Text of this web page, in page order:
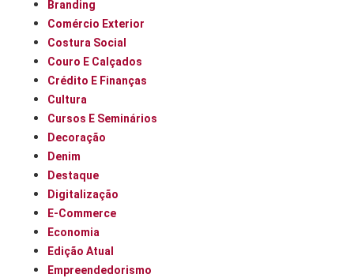
Branding
Comércio Exterior
Costura Social
Couro E Calçados
Crédito E Finanças
Cultura
Cursos E Seminários
Decoração
Denim
Destaque
Digitalização
E-Commerce
Economia
Edição Atual
Empreendedorismo